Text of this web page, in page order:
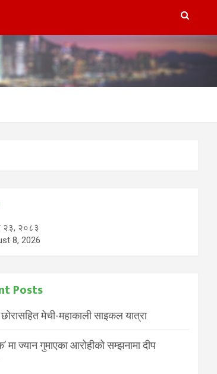
२३, २०८३
8, 2026
Posts
छोरासहित मेची-महाकाली साइकल यात्रा
मा ज्यान गुमाएका आरोहीको सम्झनामा दीप